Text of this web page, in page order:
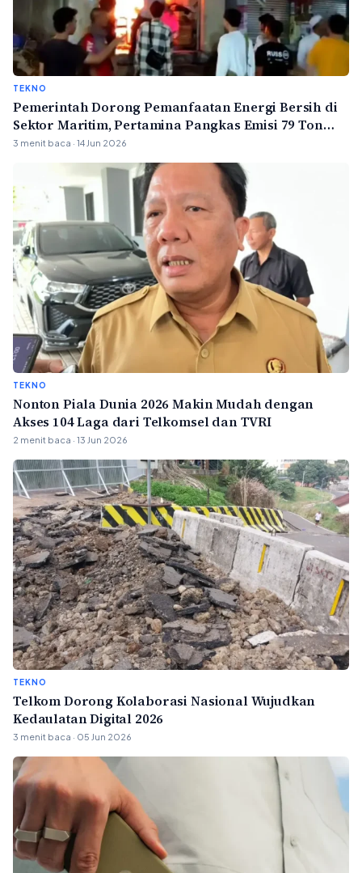
TEKNO
Pemerintah Dorong Pemanfaatan Energi Bersih di
Sektor Maritim, Pertamina Pangkas Emisi 79 Ton
Karbon per Tahun
3 menit baca · 14 Jun 2026
TEKNO
Nonton Piala Dunia 2026 Makin Mudah dengan
Akses 104 Laga dari Telkomsel dan TVRI
2 menit baca · 13 Jun 2026
TEKNO
Telkom Dorong Kolaborasi Nasional Wujudkan
Kedaulatan Digital 2026
3 menit baca · 05 Jun 2026